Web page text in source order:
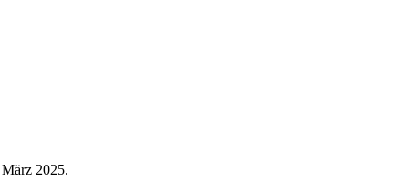
März 2025.